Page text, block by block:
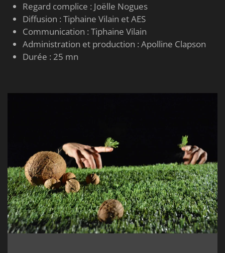
Regard complice : Joëlle Nogues
Diffusion : Tiphaine Vilain et AES
Communication : Tiphaine Vilain
Administration et production : Apolline Clapson
Durée : 25 mn